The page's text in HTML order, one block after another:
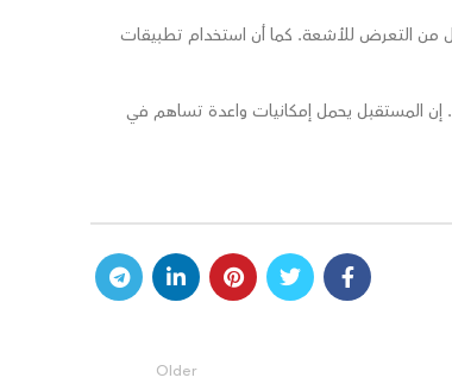
من التعرض للأشعة. كما أن استخدام تطبيقات
المستقبل يحمل إمكانيات واعدة تساهم في
Older